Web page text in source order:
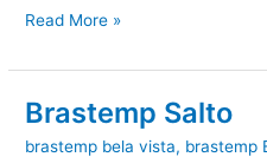
Brastemp
Read More »
Brastemp Salto
brastemp bela vista, brastemp